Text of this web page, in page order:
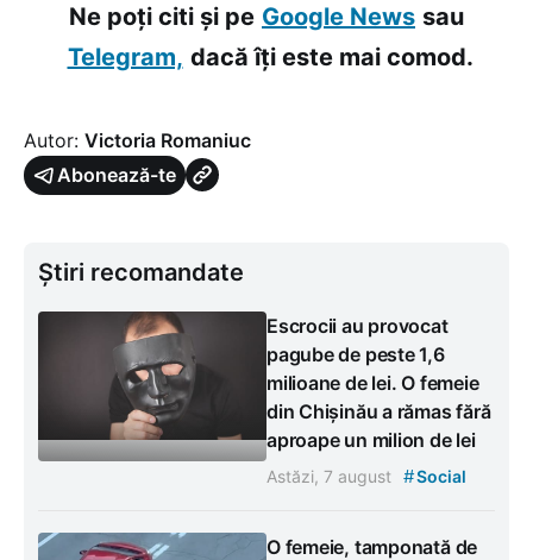
Ne poți citi și pe Google News sau
Telegram, dacă îți este mai comod.
Autor: Victoria Romaniuc
Abonează-te
Știri recomandate
Escrocii au provocat
pagube de peste 1,6
milioane de lei. O femeie
din Chișinău a rămas fără
aproape un milion de lei
Astăzi, 7 august #Social
O femeie, tamponată de